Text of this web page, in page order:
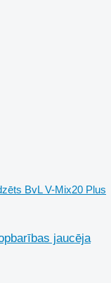
BvL V-Mix20 Plus
jaucēja